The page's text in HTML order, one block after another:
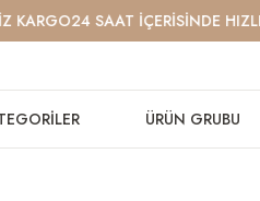
24 SAAT İÇERİSİNDE HIZLI
ÜRÜN GRUBU